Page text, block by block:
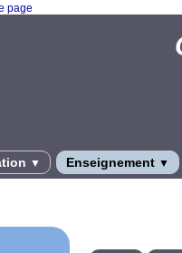
page
▼ Enseignement ▼